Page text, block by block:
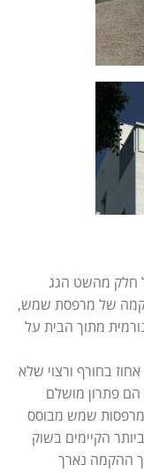
חלק מהשט הגג
של מרפסת שמש,
מתוך הבית על
בחורף ורצוי שלא
פתרון מושלם
שמש מבוסס
הקיימים בשוק
ההקמה נארך